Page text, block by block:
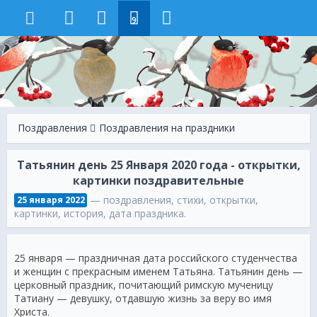
9
Поздравления Поздравления на праздники
Татьянин день 25 Января 2020 года - открытки,
картинки поздравительные
25 января 2022 — поздравления, стихи, открытки,
картинки, история, дата праздника.
25 января — праздничная дата российского студенчества
и женщин с прекрасным именем Татьяна. Татьянин день —
церковный праздник, почитающий римскую мученицу
Татиану — девушку, отдавшую жизнь за веру во имя
Христа.